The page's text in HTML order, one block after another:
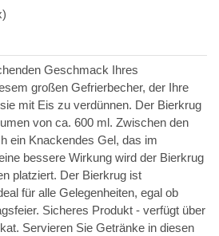
Geschmack Ihres
großen Gefrierbecher, der Ihre
mit Eis zu verdünnen. Der Bierkrug
von ca. 600 ml. Zwischen den
ein Knackendes Gel, das im
bessere Wirkung wird der Bierkrug
platziert. Der Bierkrug ist
für alle Gelegenheiten, egal ob
Sicheres Produkt - verfügt über
Servieren Sie Getränke in diesen